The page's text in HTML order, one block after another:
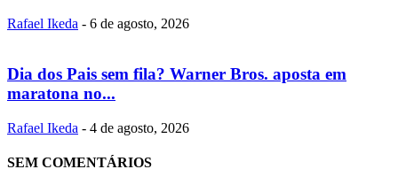
Rafael Ikeda - 6 de agosto, 2026
Dia dos Pais sem fila? Warner Bros. aposta em
maratona no...
Rafael Ikeda - 4 de agosto, 2026
SEM COMENTÁRIOS